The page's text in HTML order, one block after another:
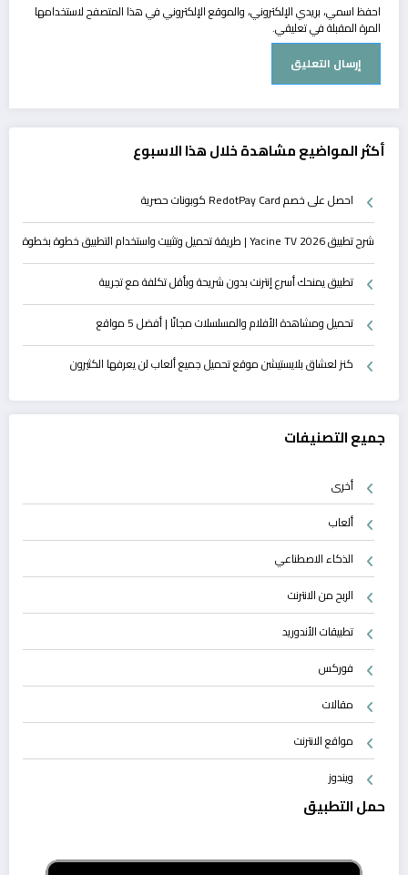
احفظ اسمي، بريدي الإلكتروني، والموقع الإلكتروني في هذا المتصفح لاستخدامها
المرة المقبلة في تعليقي.
أكثر المواضيع مشاهدة خلال هذا الاسبوع
احصل على خصم RedotPay Card كوبونات حصرية
شرح تطبيق Yacine TV 2026 | طريقة تحميل وتثبيت واستخدام التطبيق خطوة بخطوة
تطبيق يمنحك أسرع إنترنت بدون شريحة وبأقل تكلفة مع تجريبة
تحميل ومشاهدة الأفلام والمسلسلات مجانًا | أفضل 5 مواقع
كنز لعشاق بلايستيشن موقع تحميل جميع ألعاب لن يعرفها الكثيرون
جميع التصنيفات
أخرى
ألعاب
الذكاء الاصطناعي
الربح من الانترنت
تطبيقات الأندوريد
فوركس
مقالات
مواقع الانترنت
ويندوز
حمل التطبيق